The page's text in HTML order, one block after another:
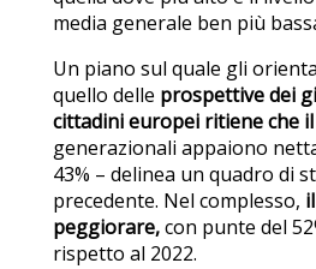
media generale ben più
Un piano sul quale gli
quello delle prospettive dei
cittadini europei ritiene che
generazionali appaiono
43% – delinea un quadro di
precedente. Nel complesso,
peggiorare,con punte del
rispetto al 2022.